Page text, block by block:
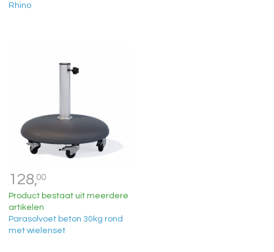
Rhino
128,00
Product bestaat uit meerdere
artikelen
Parasolvoet beton 30kg rond
met wielenset